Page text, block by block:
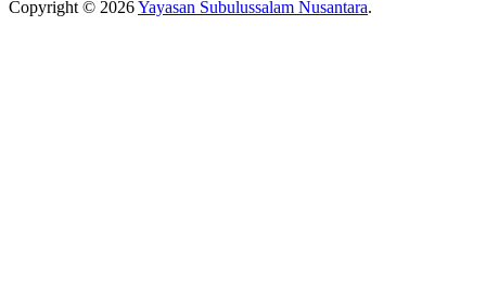
Copyright © 2026Yayasan Subulussalam Nusantara.